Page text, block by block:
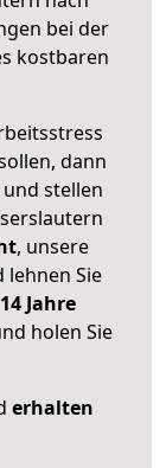
bei der
kostbaren
dann
stellen
, unsere
lehnen Sie
Jahre
holen Sie
erhalten